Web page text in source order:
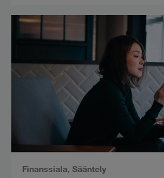
Finanssiala, Sääntely